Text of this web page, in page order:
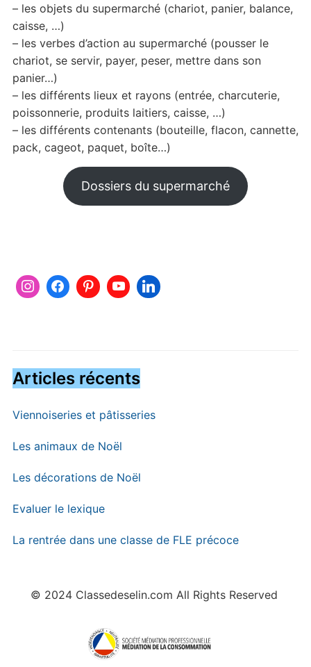
– les objets du supermarché (chariot, panier, balance,
caisse, …)
– les verbes d’action au supermarché (pousser le
chariot, se servir, payer, peser, mettre dans son
panier…)
– les différents lieux et rayons (entrée, charcuterie,
poissonnerie, produits laitiers, caisse, …)
– les différents contenants (bouteille, flacon, cannette,
pack, cageot, paquet, boîte…)
Dossiers du supermarché
Articles récents
Viennoiseries et pâtisseries
Les animaux de Noël
Les décorations de Noël
Evaluer le lexique
La rentrée dans une classe de FLE précoce
© 2024 Classedeselin.com All Rights Reserved